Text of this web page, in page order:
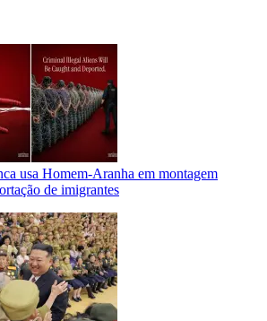
usa Homem-Aranha em montagem
de imigrantes